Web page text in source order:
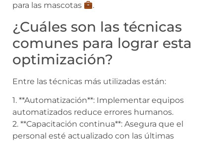
para las mascotas
.
¿Cuáles son las técnicas
comunes para lograr esta
optimización?
Entre las técnicas más utilizadas están:
1. **Automatización**: Implementar equipos
automatizados reduce errores humanos.
2. **Capacitación continua**: Asegura que el
personal esté actualizado con las últimas